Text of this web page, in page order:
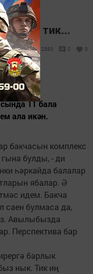
бар, тик...
2583 0 0
11 бала
ала икән.
бакчасын комплекс
гына булды, - ди
һәркайда балалар
ябалар. Ә
идем. Бакча
саен булмаса да,
Авылыбызда
Перспектива бар
барлык
нык. Тик иң